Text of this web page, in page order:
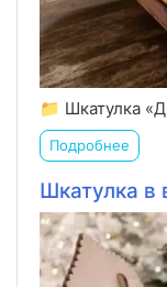
📁 Шкатулка
Подробнее
Шкатулка в